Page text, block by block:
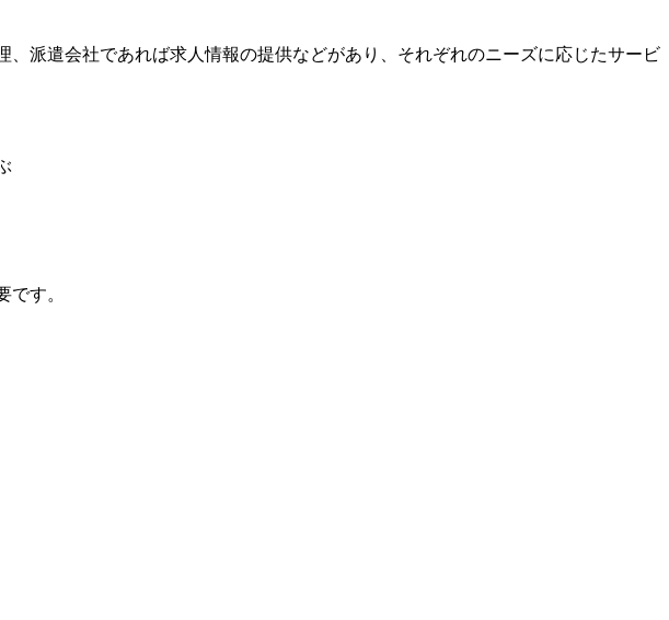
派遣会社であれば求人情報の提供などがあり、それぞれのニーズに応じたサービ
す。